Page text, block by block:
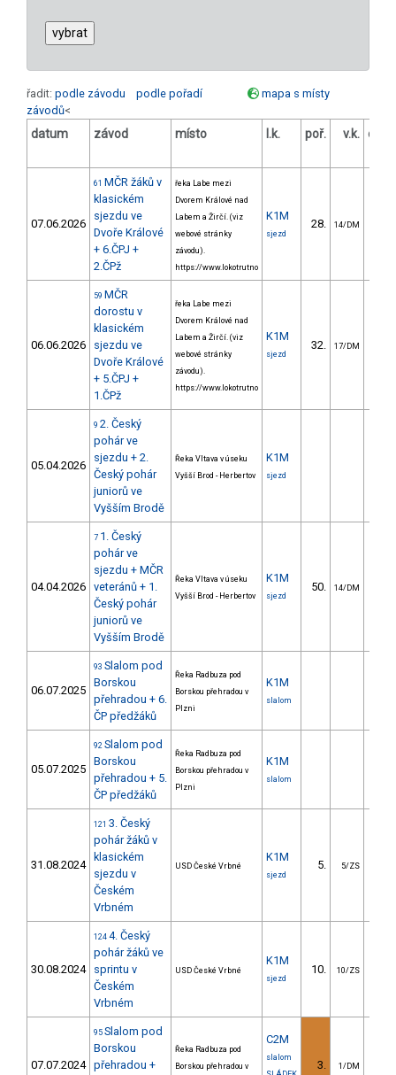
řadit: podle závodu podle pořadí
mapa s místy
závodů<
datum závod místo l.k. poř. v.k.
07.06.2026
61 MČR žáků v
klasickém
sjezdu ve
Dvoře Králové
+ 6.ČPJ +
2.ČPž
řeka Labe mezi
Dvorem Králové nad
Labem a Žirčí. (viz
webové stránky
závodu).
https://www.lokotrutno
K1M
sjezd
28. 14/DM
06.06.2026
59 MČR
dorostu v
klasickém
sjezdu ve
Dvoře Králové
+ 5.ČPJ +
1.ČPž
řeka Labe mezi
Dvorem Králové nad
Labem a Žirčí. (viz
webové stránky
závodu).
https://www.lokotrutno
K1M
sjezd
32. 17/DM
05.04.2026
9 2. Český
pohár ve
sjezdu + 2.
Český pohár
juniorů ve
Vyšším Brodě
Řeka Vltava v úseku
Vyšší Brod - Herbertov
K1M
sjezd
04.04.2026
7 1. Český
pohár ve
sjezdu + MČR
veteránů + 1.
Český pohár
juniorů ve
Vyšším Brodě
Řeka Vltava v úseku
Vyšší Brod - Herbertov
K1M
sjezd
50. 14/DM
06.07.2025
93 Slalom pod
Borskou
přehradou + 6.
ČP předžáků
Řeka Radbuza pod
Borskou přehradou v
Plzni
K1M
slalom
05.07.2025
92 Slalom pod
Borskou
přehradou + 5.
ČP předžáků
Řeka Radbuza pod
Borskou přehradou v
Plzni
K1M
slalom
31.08.2024
121 3. Český
pohár žáků v
klasickém
sjezdu v
Českém
Vrbném
USD České Vrbné
K1M
sjezd
5. 5/ZS
30.08.2024
124 4. Český
pohár žáků ve
sprintu v
Českém
Vrbném
USD České Vrbné
K1M
sjezd
10. 10/ZS
07.07.2024
95 Slalom pod
Borskou
přehradou +
Řeka Radbuza pod
Borskou přehradou v
C2M
slalom
3. 1/DM